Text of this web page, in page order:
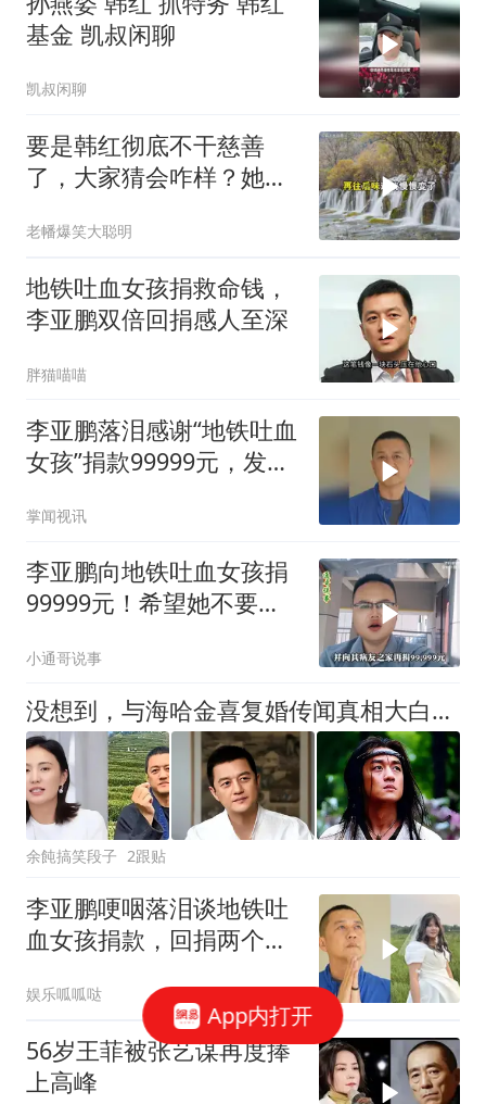
基金 凯叔闲聊
凯叔闲聊
要是韩红彻底不干慈善
了，大家猜会咋样？她多
老幡爆笑大聪明
地铁吐血女孩捐救命钱，
李亚鹏双倍回捐感人至深
胖猫喵喵
李亚鹏落泪感谢“地铁吐血
女孩”捐款99999元，发视
掌闻视讯
李亚鹏向地铁吐血女孩捐
99999元！希望她不要放
小通哥说事
没想到，与海哈金喜复婚传闻真相大白后，李亚鹏竟迎“双面开花”
余飩搞笑段子 2跟贴
李亚鹏哽咽落泪谈地铁吐
血女孩捐款，回捐两个
娱乐呱呱哒
56岁王菲被张艺谋再度捧
上高峰
App内打开